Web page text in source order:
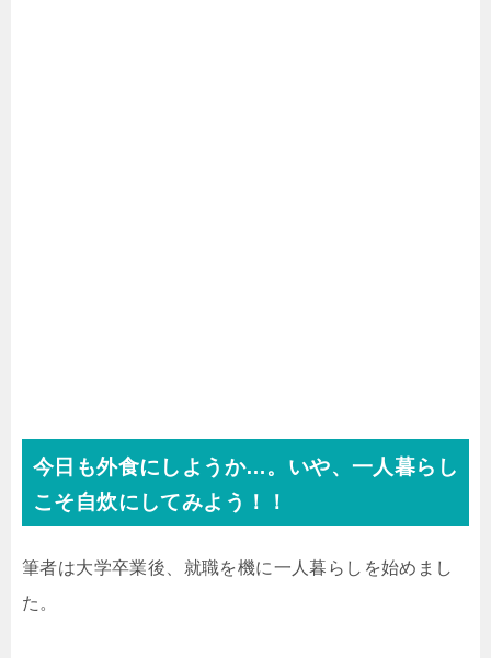
今日も外食にしようか…。いや、一人暮らし
こそ自炊にしてみよう！！
筆者は大学卒業後、就職を機に一人暮らしを始めまし
た。